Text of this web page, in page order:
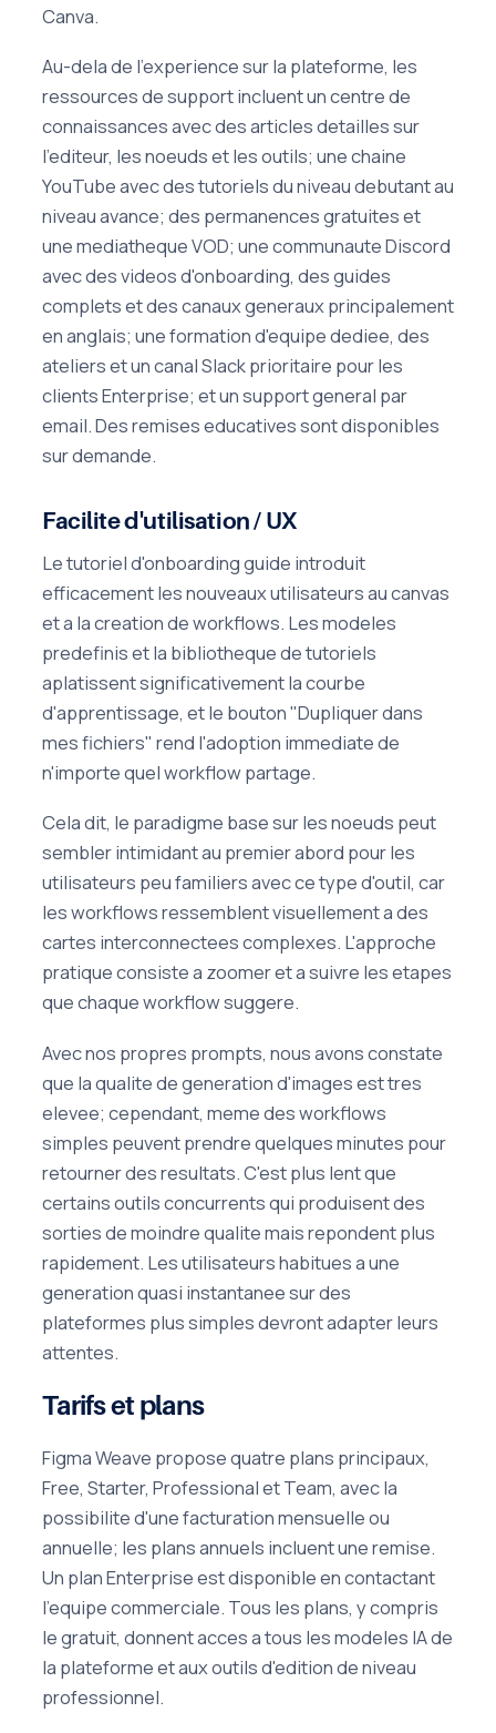
Canva.
Au-dela de l'experience sur la plateforme, les
ressources de support incluent un centre de
connaissances avec des articles detailles sur
l'editeur, les noeuds et les outils; une chaine
YouTube avec des tutoriels du niveau debutant au
niveau avance; des permanences gratuites et
une mediatheque VOD; une communaute Discord
avec des videos d'onboarding, des guides
complets et des canaux generaux principalement
en anglais; une formation d'equipe dediee, des
ateliers et un canal Slack prioritaire pour les
clients Enterprise; et un support general par
email. Des remises educatives sont disponibles
sur demande.
Facilite d'utilisation / UX
Le tutoriel d'onboarding guide introduit
efficacement les nouveaux utilisateurs au canvas
et a la creation de workflows. Les modeles
predefinis et la bibliotheque de tutoriels
aplatissent significativement la courbe
d'apprentissage, et le bouton "Dupliquer dans
mes fichiers" rend l'adoption immediate de
n'importe quel workflow partage.
Cela dit, le paradigme base sur les noeuds peut
sembler intimidant au premier abord pour les
utilisateurs peu familiers avec ce type d'outil, car
les workflows ressemblent visuellement a des
cartes interconnectees complexes. L'approche
pratique consiste a zoomer et a suivre les etapes
que chaque workflow suggere.
Avec nos propres prompts, nous avons constate
que la qualite de generation d'images est tres
elevee; cependant, meme des workflows
simples peuvent prendre quelques minutes pour
retourner des resultats. C'est plus lent que
certains outils concurrents qui produisent des
sorties de moindre qualite mais repondent plus
rapidement. Les utilisateurs habitues a une
generation quasi instantanee sur des
plateformes plus simples devront adapter leurs
attentes.
Tarifs et plans
Figma Weave propose quatre plans principaux,
Free, Starter, Professional et Team, avec la
possibilite d'une facturation mensuelle ou
annuelle; les plans annuels incluent une remise.
Un plan Enterprise est disponible en contactant
l'equipe commerciale. Tous les plans, y compris
le gratuit, donnent acces a tous les modeles IA de
la plateforme et aux outils d'edition de niveau
professionnel.